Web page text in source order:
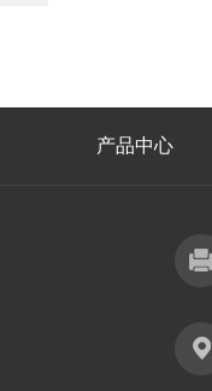
产品中心